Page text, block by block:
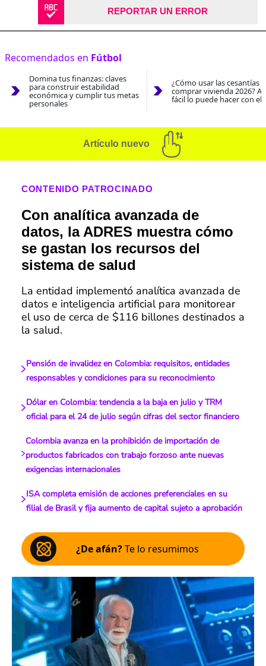
REPORTAR UN ERROR
Recomendados en Fútbol
Domina tus finanzas: claves
para construir estabilidad
económica y cumplir tus metas
personales
¿Cómo usar las cesantías
comprar vivienda 2026?
fácil lo puede hacer con el
Artículo nuevo
CONTENIDO PATROCINADO
Con analítica avanzada de
datos, la ADRES muestra cómo
se gastan los recursos del
sistema de salud
La entidad implementó analítica avanzada de
datos e inteligencia artificial para monitorear
el uso de cerca de $116 billones destinados a
la salud.
Pensión de invalidez en Colombia: requisitos, entidades
responsables y condiciones para su reconocimiento
Dólar en Colombia: tendencia a la baja en julio y TRM
oficial para el 24 de julio según cifras del sector financiero
Colombia avanza en la prohibición de importación de
productos fabricados con trabajo forzoso ante nuevas
exigencias internacionales
ISA completa emisión de acciones preferenciales en su
filial de Brasil y fija aumento de capital sujeto a aprobación
¿De afán?Te lo resumimos